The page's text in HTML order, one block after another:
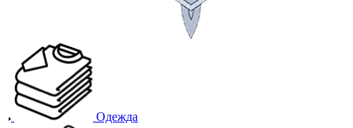
Одежда